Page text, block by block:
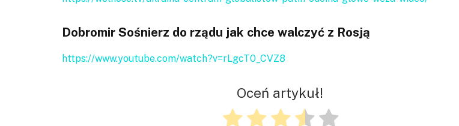
Dobromir Sośnierz do rządu jak chce walczyć z Rosją
https://www.youtube.com/watch?v=rLgcT0_CVZ8
Oceń artykuł!